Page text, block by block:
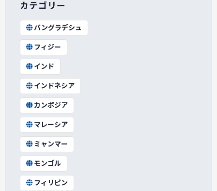
カテゴリー
バングラデシュ
フィジー
インド
インドネシア
カンボジア
マレーシア
ミャンマー
モンゴル
フィリピン